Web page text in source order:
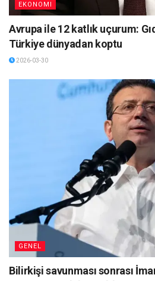
EKONOMI
Avrupa ile 12 katlık uçurum:
Türkiye dünyadan koptu
2026-03-30
GENEL
Bilirkişi savunması sonrası